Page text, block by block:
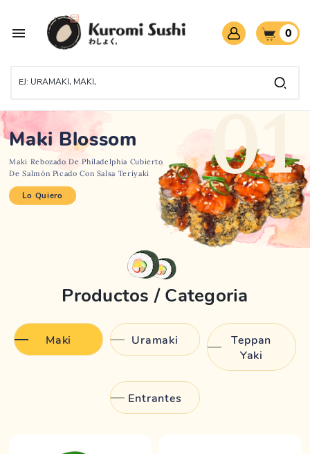
 0
Maki Blossom
Maki Rebozado De Philadelphia Cubierto
De Salmón Picado Con Salsa Teriyaki
Lo Quiero
01
Productos / Categoria
Maki Uramaki
Teppan
Yaki
Entrantes